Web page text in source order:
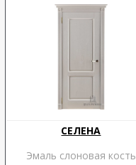
СЕЛЕНА
Эмаль слоновая кость